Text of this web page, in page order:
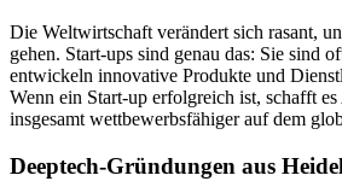
Die Weltwirtschaft verändert sich rasant,
gehen. Start-ups sind genau das: Sie sind
entwickeln innovative Produkte und
Wenn ein Start-up erfolgreich ist, schafft
insgesamt wettbewerbsfähiger auf dem
Deeptech-Gründungen aus